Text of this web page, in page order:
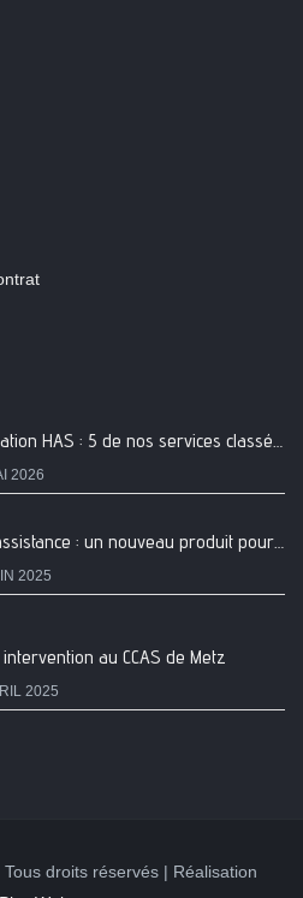
Evaluation HAS : 5 de nos services classés A
2026
Téléassistance : un nouveau produit pour plus de sécurité
2025
intervention au CCAS de Metz
2025
droits réservés | Réalisation